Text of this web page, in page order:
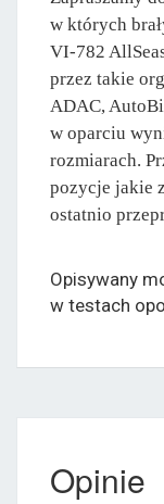
w których
VI-782
przez takie
ADAC,
w oparciu
rozmiarach.
pozycje jakie
ostatnio
Opisywany
w testach
Opinie